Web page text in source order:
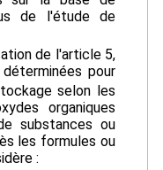
de l'étude de
de l'article 5,
pour
selon les
organiques
substances ou
les formules ou
: